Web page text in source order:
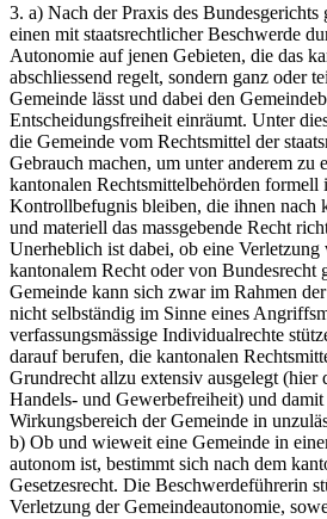
3. a) Nach der Praxis des Bundesgerichts
einen mit staatsrechtlicher Beschwerde
Autonomie auf jenen Gebieten, die das
abschliessend regelt, sondern ganz oder
Gemeinde lässt und dabei den
Entscheidungsfreiheit einräumt. Unter
die Gemeinde vom Rechtsmittel der
Gebrauch machen, um unter anderem zu
kantonalen Rechtsmittelbehörden formell
Kontrollbefugnis bleiben, die ihnen nach
und materiell das massgebende Recht
Unerheblich ist dabei, ob eine
kantonalem Recht oder von Bundesrecht
Gemeinde kann sich zwar im Rahmen
nicht selbständig im Sinne eines
verfassungsmässige Individualrechte
darauf berufen, die kantonalen
Grundrecht allzu extensiv ausgelegt (hier
Handels- und Gewerbefreiheit) und damit
Wirkungsbereich der Gemeinde in
b) Ob und wieweit eine Gemeinde in
autonom ist, bestimmt sich nach dem
Gesetzesrecht. Die Beschwerdeführerin
Verletzung der Gemeindeautonomie,